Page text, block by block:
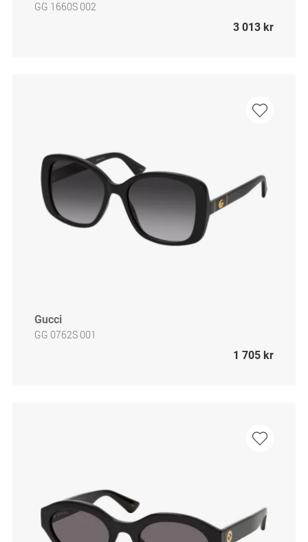
GG 1660S 002
3 013 kr
Gucci
GG 0762S 001
1 705 kr